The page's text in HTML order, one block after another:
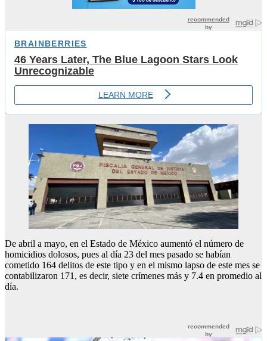
De abril a mayo, en el Estado de México aumentó el número de
homicidios dolosos, pues al día 23 del mes pasado se habían
cometido 164 delitos de este tipo y en el mismo lapso de este mes se
contabilizaron 171, es decir, siete crímenes más y 7.4 en promedio al
día.